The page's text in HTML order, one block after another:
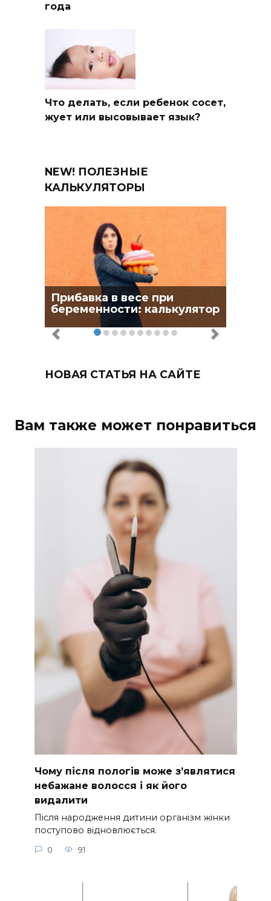
года
Что делать, если ребенок сосет,
жует или высовывает язык?
NEW! ПОЛЕЗНЫЕ
КАЛЬКУЛЯТОРЫ
Прибавка в весе при
беременности: калькулятор
НОВАЯ СТАТЬЯ НА САЙТЕ
Вам также может понравиться
Чому після пологів може з’являтися
небажане волосся і як його
видалити
Після народження дитини організм жінки
поступово відновлюється.
0 91